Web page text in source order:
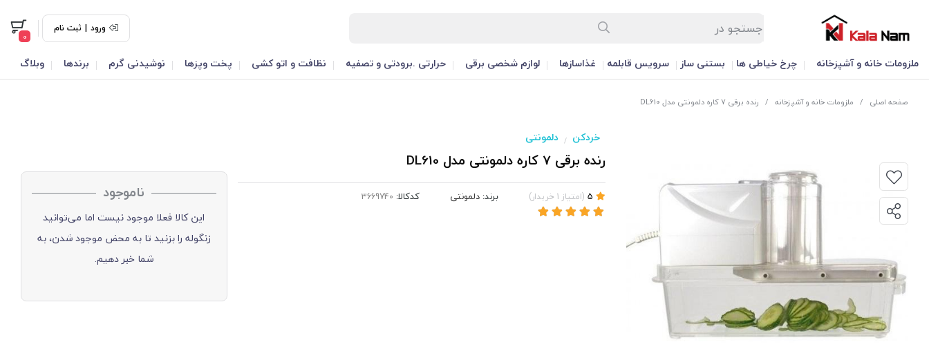
ورود | ثبت نام
0
ملزومات خانه و آشپزخانه چرخ خیاطی ها بستنی ساز سرویس قابلمه غذاسازها لوازم شخصی برقی حرارتی .برودتی و تصفیه نظافت و اتو کشی پخت وپزها نوشیدنی گرم برندها وبلاگ
صفحه اصلی / ملزومات خانه و آشپزخانه / رنده برقی 7 کاره دلمونتی مدل DL610
خردکن / دلمونتی
رنده برقی 7 کاره دلمونتی مدل DL610
(امتیاز 1 خریدار) برند: دلمونتی کدکالا: ناموجود
این کالا فعلا موجود نیست اما می‌توانید
زنگوله را بزنید تا به محض موجود شدن، به
شما خبر دهیم.